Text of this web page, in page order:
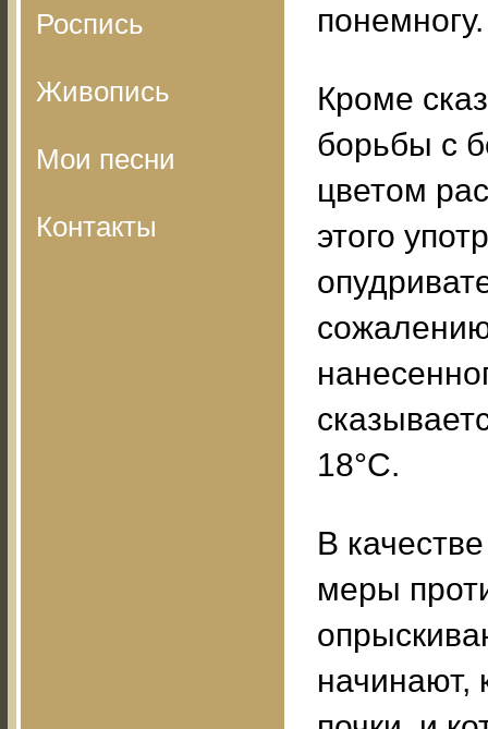
Роспись
Живопись
Мои песни
Контакты
понемногу.
Кроме
борьбы с
цветом
этого
18°C.
В
меры
начинают,